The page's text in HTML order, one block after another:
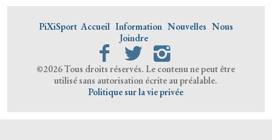
PiXiSport Accueil Information Nouvelles Nous
Joindre
©2026 Tous droits réservés. Le contenu ne peut être
utilisé sans autorisation écrite au préalable.
Politique sur la vie privée